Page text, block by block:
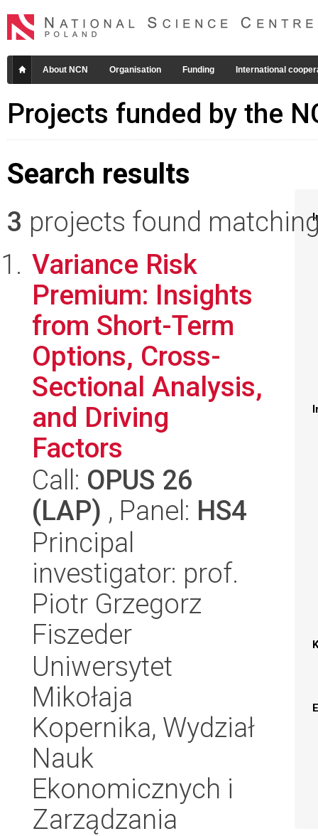
About NCN Organisation Funding International
Projects funded by the
Search results
3 projects found
Variance Risk
Premium: Insights
from Short-Term
Options, Cross-
Sectional Analysis,
and Driving
Factors
Call: OPUS 26
(LAP) , Panel: HS4
Principal
investigator: prof.
Piotr Grzegorz
Fiszeder
Uniwersytet
Mikołaja
Kopernika, Wydział
Nauk
Ekonomicznych i
Zarządzania